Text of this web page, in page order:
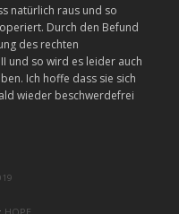
natürlich raus und so
Durch den Befund
des rechten
und so wird es leider auch
Ich hoffe dass sie sich
wieder beschwerdefrei